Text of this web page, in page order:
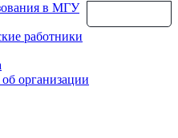
в МГУ
работники
организации